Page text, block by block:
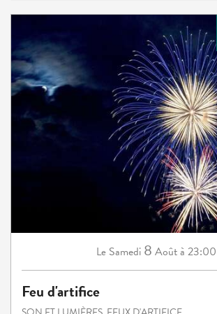
Le Samedi 8 Aoûtà 23:00
Feu d'artifice